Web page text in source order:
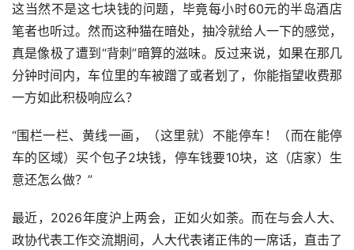
这当然不是这七块钱的问题，毕竟每小时60元的半岛酒店
笔者也听过。然而这种猫在暗处，抽冷就给人一下的感觉，
真是像极了遭到“背刺”暗算的滋味。反过来说，如果在那几
分钟时间内，车位里的车被蹭了或者划了，你能指望收费那
一方如此积极响应么？
“围栏一栏、黄线一画，（这里就）不能停车！（而在能停
车的区域）买个包子2块钱，停车钱要10块，这（店家）生
意还怎么做？”
最近，2026年度沪上两会，正如火如荼。而在与会人大、
政协代表工作交流期间，人大代表诸正伟的一席话，直击了